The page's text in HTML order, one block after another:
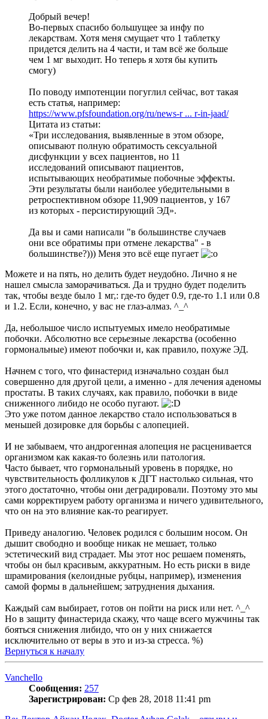
Добрый вечер!
Во-первых спасибо большущее за инфу по
лекарствам. Хотя меня смущает что 1 таблетку
придется делить на 4 части, и там всё же больше
чем 1 мг выходит. Но теперь я хотя бы купить
смогу)
По поводу импотенции погуглил сейчас, вот такая
есть статья, например:
https://www.pfsfoundation.org/ru/news-r ... r-in-jaad/
Цитата из статьи:
«Три исследования, выявленные в этом обзоре,
описывают полную обратимость сексуальной
дисфункции у всех пациентов, но 11
исследований описывают пациентов,
испытывающих необратимые побочные эффекты.
Эти результаты были наиболее убедительными в
ретроспективном обзоре 11,909 пациентов, у 167
из которых - персистирующий ЭД».
Да вы и сами написали "в большинстве случаев
они все обратимы при отмене лекарства" - в
большинстве?))) Меня это всё еще пугает
Можете и на пять, но делить будет неудобно. Лично я не
нашел смысла заморачиваться. Да и трудно будет поделить
так, чтобы везде было 1 мг,: где-то будет 0.9, где-то 1.1 или 0.8
и 1.2. Если, конечно, у вас не глаз-алмаз. ^_^
Да, небольшое число испытуемых имело необратимые
побочки. Абсолютно все серьезные лекарства (особенно
гормональные) имеют побочки и, как правило, похуже ЭД.
Начнем с того, что финастерид изначально создан был
совершенно для другой цели, а именно - для лечения аденомы
простаты. В таких случаях, как правило, побочки в виде
сниженного либидо не особо пугают.
Это уже потом данное лекарство стало использоваться в
меньшей дозировке для борьбы с алопецией.
И не забываем, что андрогенная алопеция не расценивается
организмом как какая-то болезнь или патология.
Часто бывает, что гормональный уровень в порядке, но
чувствительность фолликулов к ДГТ настолько сильная, что
этого достаточно, чтобы они деградировали. Поэтому это мы
сами корректируем работу организма и ничего удивительного,
что он на это влияние как-то реагирует.
Приведу аналогию. Человек родился с большим носом. Он
дышит свободно и вообще никак не мешает, только
эстетический вид страдает. Мы этот нос решаем поменять,
чтобы он был красивым, аккуратным. Но есть риски в виде
шрамирования (келоидные рубцы, например), изменения
самой формы в дальнейшем; затруднения дыхания.
Каждый сам выбирает, готов он пойти на риск или нет. ^_^
Но в защиту финастерида скажу, что чаще всего мужчины так
бояться снижения либидо, что он у них снижается
исключительно от веры в это и из-за стресса. %)
Вернуться к началу
Vanchello
Сообщения: 257
Зарегистрирован: Ср фев 28, 2018 11:41 pm